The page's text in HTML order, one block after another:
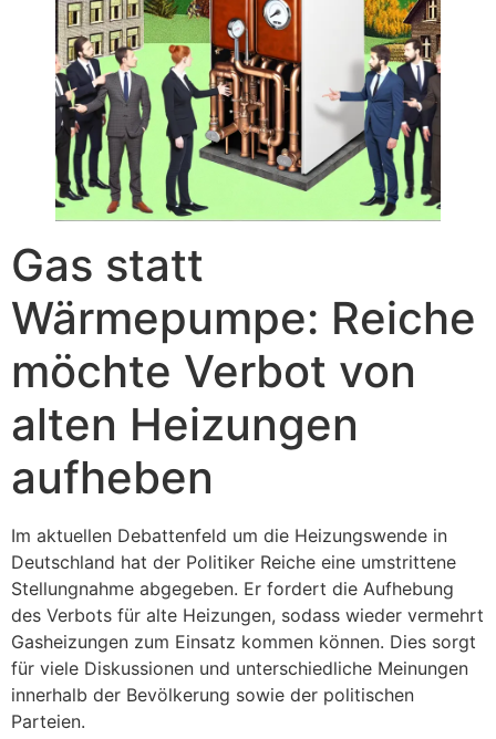
Gas statt
Wärmepumpe: Reiche
möchte Verbot von
alten Heizungen
aufheben
Im aktuellen Debattenfeld um die Heizungswende in
Deutschland hat der Politiker Reiche eine umstrittene
Stellungnahme abgegeben. Er fordert die Aufhebung
des Verbots für alte Heizungen, sodass wieder vermehrt
Gasheizungen zum Einsatz kommen können. Dies sorgt
für viele Diskussionen und unterschiedliche Meinungen
innerhalb der Bevölkerung sowie der politischen
Parteien.